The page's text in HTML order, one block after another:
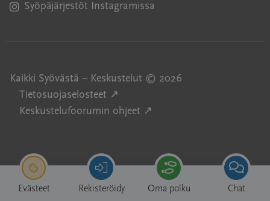
Evästeet Rekisteröidy Oma polku Chat
Syöpäjärjestöt Instagramissa
Avautuu uuteen ikkunaan
Kaikki Syövästä – Keskustelut © 2026
Tietosuojaselosteet ↗
Keskustelufoorumin ohjeet ↗